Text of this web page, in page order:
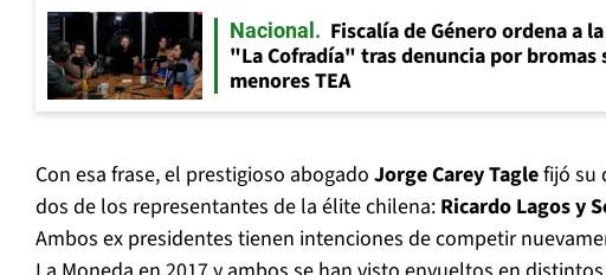
Nacional
Fiscalía de Género ordena a
"La Cofradía" tras denuncia por bromas
menores TEA
Con esa frase, el prestigioso abogado Jorge Carey Taglefijó su
dos de los representantes de la élite chilena: Ricardo Lagos y
Ambos ex presidentes tienen intenciones de competir